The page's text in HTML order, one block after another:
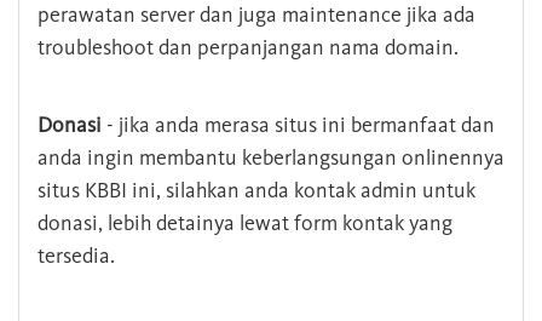
perawatan server dan juga maintenance jika ada
troubleshoot dan perpanjangan nama domain.
Donasi - jika anda merasa situs ini bermanfaat dan
anda ingin membantu keberlangsungan onlinennya
situs KBBI ini, silahkan anda kontak admin untuk
donasi, lebih detainya lewat form kontak yang
tersedia.